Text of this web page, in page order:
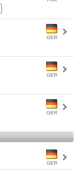
GER
GER
GER
GER